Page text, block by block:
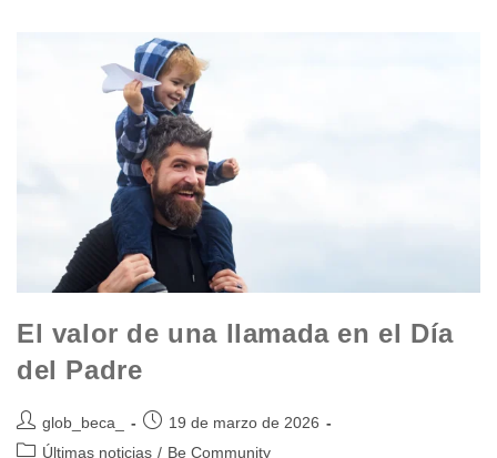
El valor de una llamada en el Día
del Padre
glob_beca_
19 de marzo de 2026
Últimas noticias / Be Community